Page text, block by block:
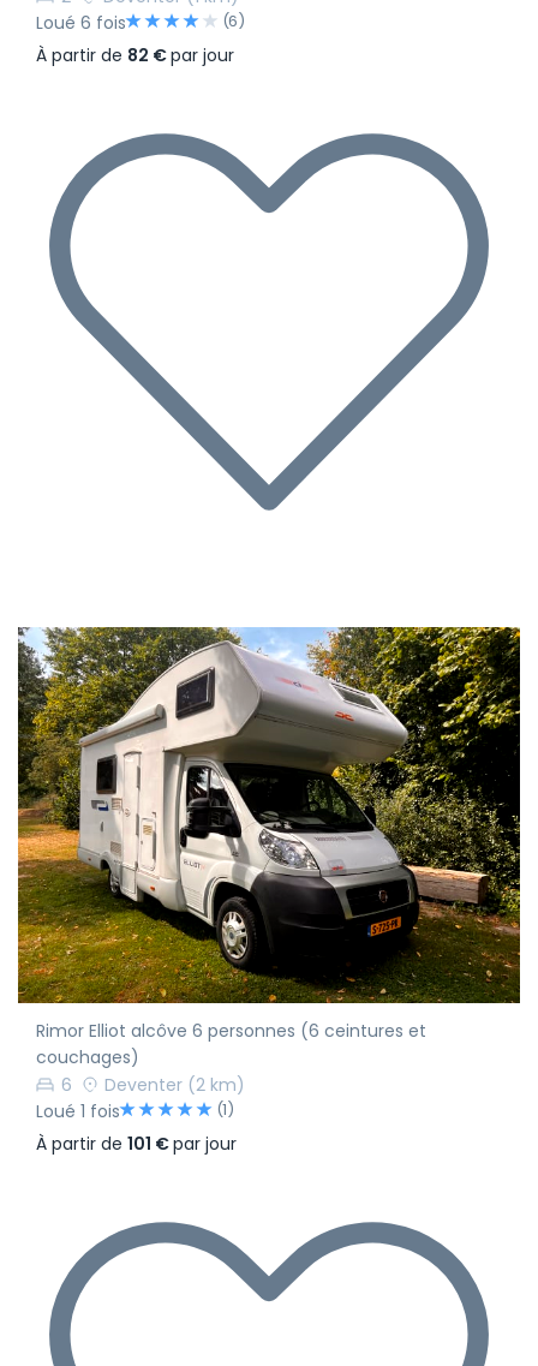
Loué 6 fois
(6)
À partir de 82 €par jour
Rimor Elliot alcôve 6 personnes (6 ceintures et
couchages)
6
Deventer (2 km)
Loué 1 fois
(1)
À partir de 101 €par jour